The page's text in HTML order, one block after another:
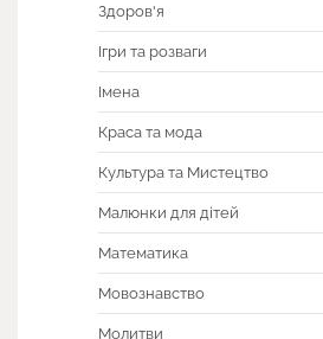
Здоров'я
Ігри та розваги
Імена
Краса та мода
Культура та Мистецтво
Малюнки для дітей
Математика
Мовознавство
Молитви